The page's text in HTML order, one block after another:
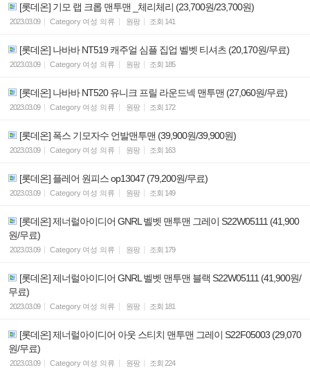
[롯데온] 기모 랩 크롭 맨투맨 _체리체리 (23,700원/23,700원)
2023.03.09 Category 여성 의류 원팡 조회 141
[롯데온] 나바바 NT519 캐주얼 심플 집업 벨벳 티셔츠 (20,170원/무료)
2023.03.09 Category 여성 의류 원팡 조회 185
[롯데온] 나바바 NT520 유니크 프릴 라운드넥 맨투맨 (27,060원/무료)
2023.03.09 Category 여성 의류 원팡 조회 172
[롯데온] 폭스 기모자수 언발맨투맨 (39,900원/39,900원)
2023.03.09 Category 여성 의류 원팡 조회 163
[롯데온] 플레어 원피스 op13047 (79,200원/무료)
2023.03.09 Category 여성 의류 원팡 조회 149
[롯데온] 제너럴아이디어 GNRL 벨벳 맨투맨 그레이 S22W05111 (41,900
원/무료)
2023.03.09 Category 여성 의류 원팡 조회 179
[롯데온] 제너럴아이디어 GNRL 벨벳 맨투맨 블랙 S22W05111 (41,900원/
무료)
2023.03.09 Category 여성 의류 원팡 조회 181
[롯데온] 제너럴아이디어 아웃 스티치 맨투맨 그레이 S22F05003 (29,070
원/무료)
2023.03.09 Category 여성 의류 원팡 조회 224